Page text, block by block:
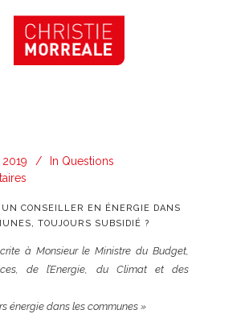
In Questions
UN CONSEILLER EN ÉNERGIE DANS
TOUJOURS SUBSIDIÉ ?
à Monsieur le Ministre du Budget,
de l’Energie, du Climat et des
énergie dans les communes »